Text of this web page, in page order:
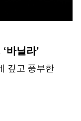
바닐라’
깊고 풍부한